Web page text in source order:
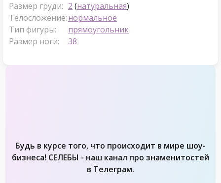
Размер груди: 2 (натуральная)
Телосложение:нормальное
Тип фигуры:
прямоугольник
Размер ноги:
38
Будь в курсе того, что происходит в мире шоу-
бизнеса! СЕЛЕБЫ - наш канал про знаменитостей
в Телеграм.